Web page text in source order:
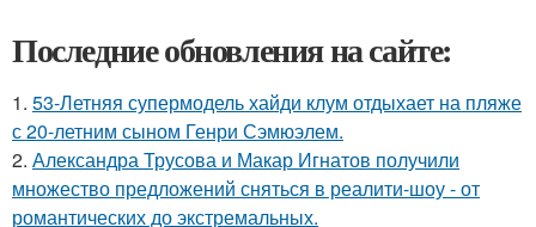
Последние обновления на сайте:
1. 53-Летняя супермодель хайди клум отдыхает на пляже
с 20-летним сыном Генри Сэмюэлем.
2. Александра Трусова и Макар Игнатов получили
множество предложений сняться в реалити-шоу - от
романтических до экстремальных.